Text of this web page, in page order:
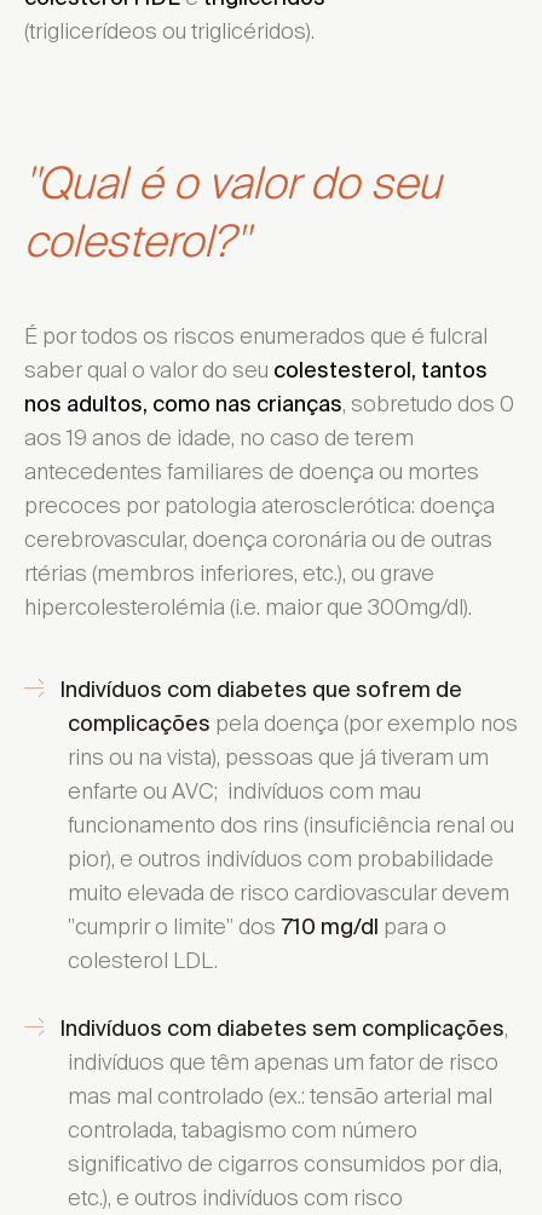
(triglicerídeos ou triglicéridos).
"Qual é o valor do seu
colesterol?"
É por todos os riscos enumerados que é fulcral
saber qual o valor do seu colestesterol, tantos
nos adultos, como nas crianças, sobretudo dos 0
aos 19 anos de idade, no caso de terem
antecedentes familiares de doença ou mortes
precoces por patologia aterosclerótica: doença
cerebrovascular, doença coronária ou de outras
rtérias (membros inferiores, etc.), ou grave
hipercolesterolémia (i.e. maior que 300mg/dl).
Indivíduos com diabetes que sofrem de
complicações pela doença (por exemplo nos
rins ou na vista), pessoas que já tiveram um
enfarte ou AVC; indivíduos com mau
funcionamento dos rins (insuficiência renal ou
pior), e outros indivíduos com probabilidade
muito elevada de risco cardiovascular devem
"cumprir o limite" dos 710 mg/dl para o
colesterol LDL.
Indivíduos com diabetes sem complicações,
indivíduos que têm apenas um fator de risco
mas mal controlado (ex.: tensão arterial mal
controlada, tabagismo com número
significativo de cigarros consumidos por dia,
etc.), e outros indivíduos com risco